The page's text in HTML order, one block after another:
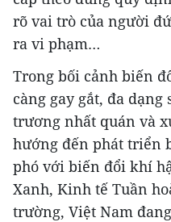
rõ vai trò của người
ra vi phạm…
Trong bối cảnh biến
càng gay gắt, đa
trương nhất quán và
hướng đến phát triển
phó với biến đổi khí
Xanh, Kinh tế Tuần
trường, Việt Nam